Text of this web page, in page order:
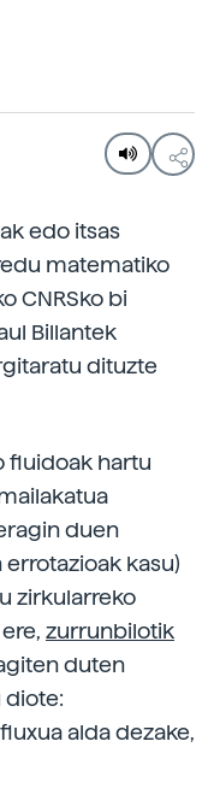
edo itsas
matematiko
CNRSko bi
Billantek
dituzte
fluidoak hartu
duen
kasu)
zirkularreko
zurrunbilotik
duten
diote:
alda dezake,